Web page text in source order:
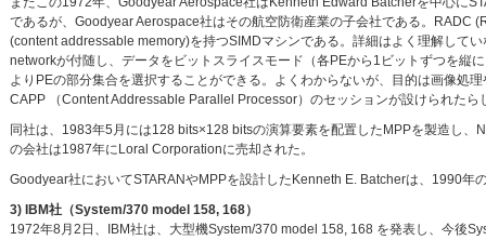
であるが、Goodyear Aerospace社はその航空防衛産業の子会社である。RADC
(content addressable memory)を持つSIMDマシンである。詳細はよく理解して
networkが付随し、データをビットスライスモード（各PEから1ビットずつを縦
よりPEの部分集合を選択することができる。よくわからないが、目的は画像
CAPP （Content Addressable Parallel Processor）のセッションが設けられたら
同社は、1983年5月には128 bits×128 bitsの演算要素を配置したMPPを製造し
の会社は1987年にLoral Corporationに売却された。
Goodyear社においてSTARANやMPPを設計したKenneth E. Batcherは、1990
3) IBM社（System/370 model 158, 168）
1972年8月2日、IBM社は、大型機System/370 model 158, 168 を発表し、今後